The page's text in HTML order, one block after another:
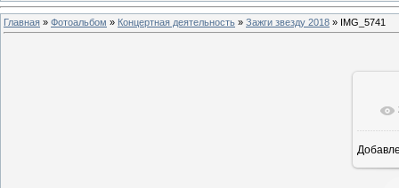
Главная » Фотоальбом » Концертная деятельность » Зажги звезду 2018 » IMG_5741